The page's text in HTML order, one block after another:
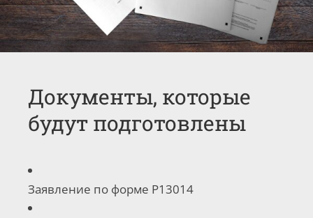
Документы, которые
будут подготовлены
Заявление по форме Р13014